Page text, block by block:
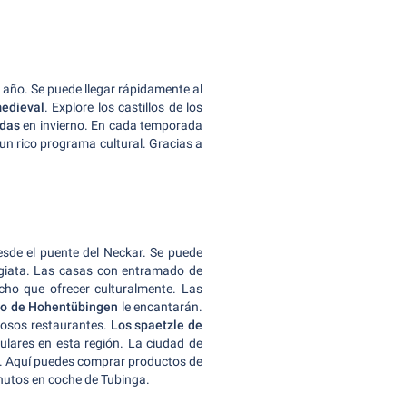
Se puede llegar rápidamente al
. Explore los castillos de los
en invierno. En cada temporada
rico programa cultural. Gracias a
el puente del Neckar. Se puede
Las casas con entramado de
que ofrecer culturalmente. Las
de Hohentübingen le encantarán.
restaurantes. Los spaetzle de
en esta región. La ciudad de
Aquí puedes comprar productos de
en coche de Tubinga.